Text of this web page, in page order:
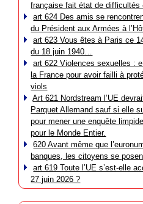
française fait état de difficultés
art 624 Des amis se
du Président aux Armées à
art 623 Vous êtes à Paris ce
du 18 juin 1940…
art 622 Violences sexuelles :
la France pour avoir failli à
viols
Art 621 Nordstream l’UE
Parquet Allemand sauf si elle
pour mener une enquête
pour le Monde Entier.
620 Avant même que
banques, les citoyens se
art 619 Toute l’UE s’est-elle
27 juin 2026 ?